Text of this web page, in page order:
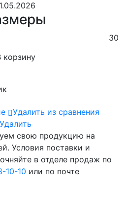
30
корзину
Удалить из сравнения
Удалить
свою продукцию на
Условия поставки и
в отделе продаж по
10-10 или по почте